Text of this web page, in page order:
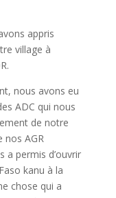
appris
village à
nous avons eu
ADC qui nous
de notre
nos AGR
a permis d’ouvrir
kanu à la
chose qui a